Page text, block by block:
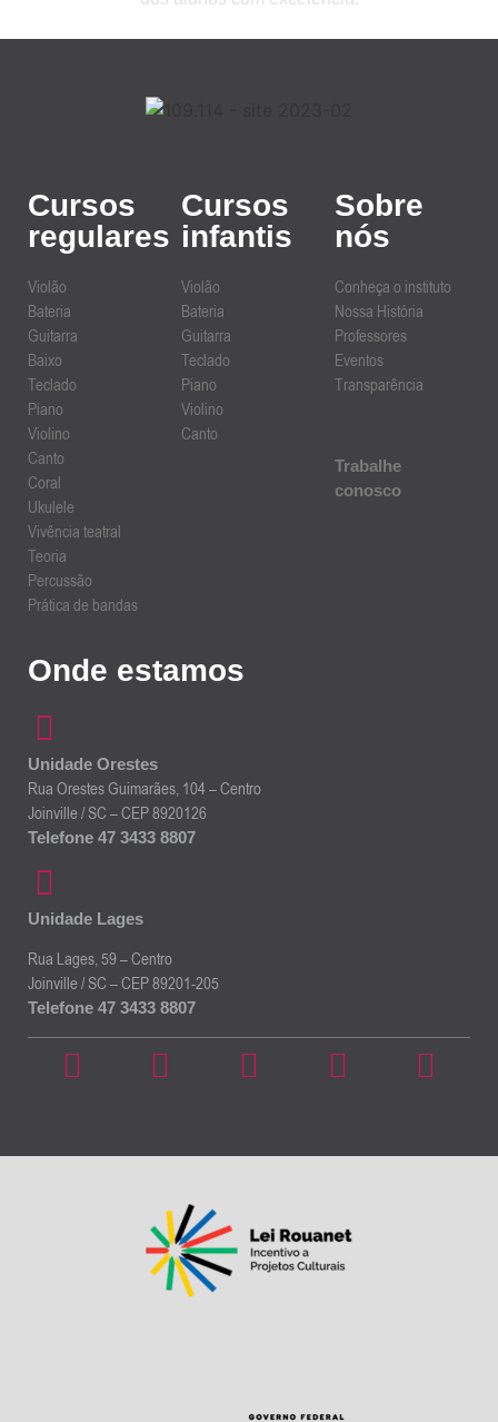
Cursos
regulares
Violão
Bateria
Guitarra
Baixo
Teclado
Piano
Violino
Canto
Coral
Ukulele
Vivência teatral
Teoria
Percussão
Prática de bandas
Cursos
infantis
Violão
Bateria
Guitarra
Teclado
Piano
Violino
Canto
Sobre
nós
Conheça o instituto
Nossa História
Professores
Eventos
Transparência
Trabalhe
conosco
Onde estamos
Unidade Orestes
Rua Orestes Guimarães, 104 – Centro
Joinville / SC – CEP 8920126
Telefone 47 3433 8807
Unidade Lages
Rua Lages, 59 – Centro
Joinville / SC – CEP 89201-205
Telefone 47 3433 8807